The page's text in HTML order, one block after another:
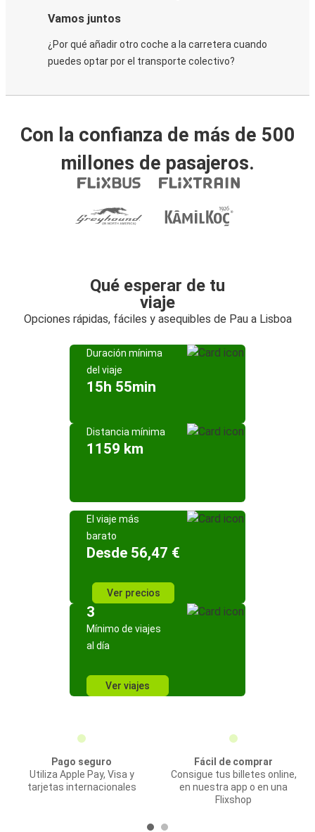
Vamos juntos
¿Por qué añadir otro coche a la carretera cuando
puedes optar por el transporte colectivo?
Con la confianza de más de 500
millones de pasajeros.
Qué esperar de tu
viaje
Opciones rápidas, fáciles y asequibles de Pau a Lisboa
Duración mínima
del viaje
15h 55min
Distancia mínima
1159 km
El viaje más
barato
Desde 56,47 €
Ver precios
3
Mínimo de viajes
al día
Ver viajes
Pago seguro
Utiliza Apple Pay, Visa y
tarjetas internacionales
Fácil de comprar
Consigue tus billetes online,
en nuestra app o en una
Flixshop